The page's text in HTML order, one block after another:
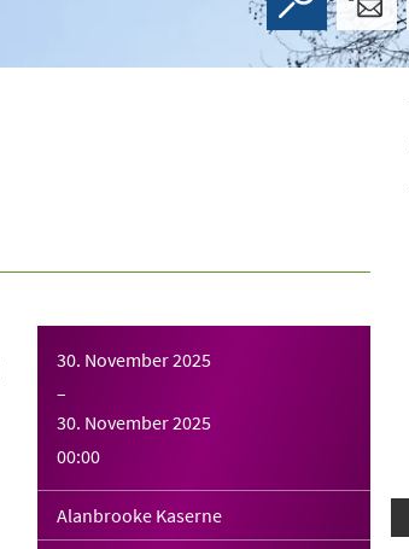
30. November 2025
–
30. November 2025
00:00
Alanbrooke Kaserne